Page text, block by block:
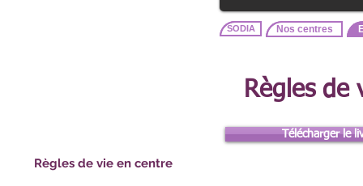
Règles de vie en centre
SODIA Nos centres
Règles de
Télécharger le